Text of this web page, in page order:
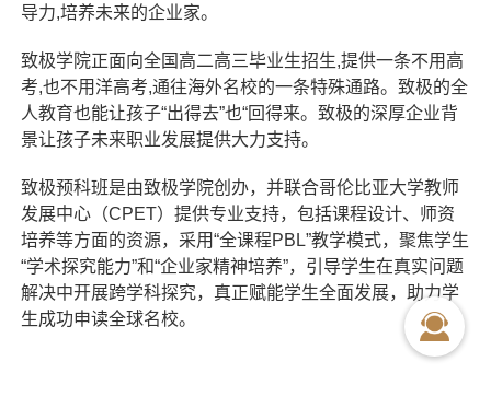
导力,培养未来的企业家。
致极学院正面向全国高二高三毕业生招生,提供一条不用高
考,也不用洋高考,通往海外名校的一条特殊通路。致极的全
人教育也能让孩子“出得去”也“回得来。致极的深厚企业背
景让孩子未来职业发展提供大力支持。
致极预科班是由致极学院创办，并联合哥伦比亚大学教师
发展中心（CPET）提供专业支持，包括课程设计、师资
培养等方面的资源，采用“全课程PBL”教学模式，聚焦学生
“学术探究能力”和“企业家精神培养”，引导学生在真实问题
解决中开展跨学科探究，真正赋能学生全面发展，助力学
生成功申读全球名校。